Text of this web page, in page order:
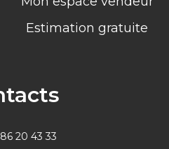
Estimation gratuite
20 43 33